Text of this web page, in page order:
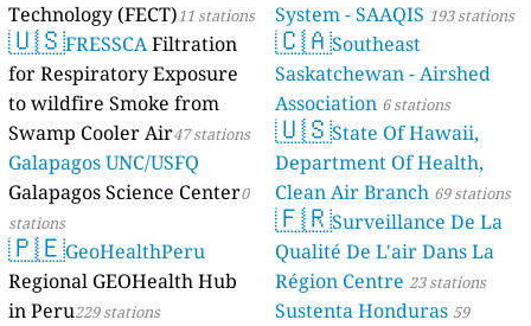
Technology (FECT)11 stations
🇺🇸FRESSCAFiltration
for Respiratory Exposure
to wildfire Smoke from
Swamp Cooler Air47 stations
Galapagos UNC/USFQ
Galapagos Science Center0
stations
🇵🇪GeoHealthPeru
Regional GEOHealth Hub
in Peru229 stations
System - SAAQIS 193 stations
🇨🇦Southeast
Saskatchewan - Airshed
Association 6 stations
🇺🇸State Of Hawaii,
Department Of Health,
Clean Air Branch 69 stations
🇫🇷Surveillance De La
Qualité De L'air Dans La
Région Centre 23 stations
Sustenta Honduras 59